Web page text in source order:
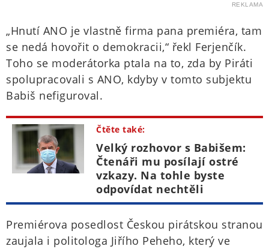
REKLAMA
„Hnutí ANO je vlastně firma pana premiéra, tam
se nedá hovořit o demokracii,“ řekl Ferjenčík.
Toho se moderátorka ptala na to, zda by Piráti
spolupracovali s ANO, kdyby v tomto subjektu
Babiš nefiguroval.
Čtěte také:
Velký rozhovor s Babišem:
Čtenáři mu posílají ostré
vzkazy. Na tohle byste
odpovídat nechtěli
Premiérova posedlost Českou pirátskou stranou
zaujala i politologa Jiřího Peheho, který ve